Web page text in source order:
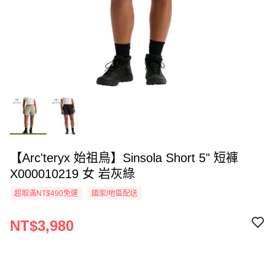
【Arc'teryx 始祖鳥】Sinsola Short 5" 短褲
X000010219 女 岩灰綠
超取滿NT$490免運 國家/地區配送
NT$3,980